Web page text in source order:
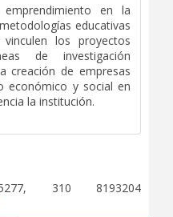
en la
educativas
los proyectos
de investigación
creación de empresas
económico y social en
la institución.
310 8193204